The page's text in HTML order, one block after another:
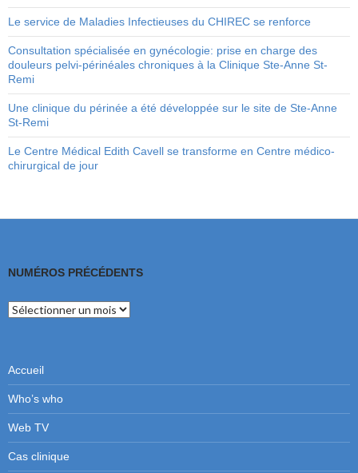
Le service de Maladies Infectieuses du CHIREC se renforce
Consultation spécialisée en gynécologie: prise en charge des
douleurs pelvi-périnéales chroniques à la Clinique Ste-Anne St-
Remi
Une clinique du périnée a été développée sur le site de Ste-Anne
St-Remi
Le Centre Médical Edith Cavell se transforme en Centre médico-
chirurgical de jour
NUMÉROS PRÉCÉDENTS
Numéros
précédents
Accueil
Who’s who
Web TV
Cas clinique